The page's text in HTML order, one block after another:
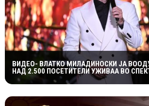
ВИДЕО- ВЛАТКО МИЛАДИНОСКИ ЈА
НАД 2.500 ПОСЕТИТЕЛИ УЖИВАА ВО
ХЕРАКЛЕЈА